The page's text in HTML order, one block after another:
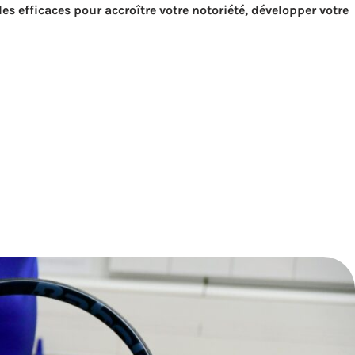
efficaces pour accroître votre notoriété, développer votre